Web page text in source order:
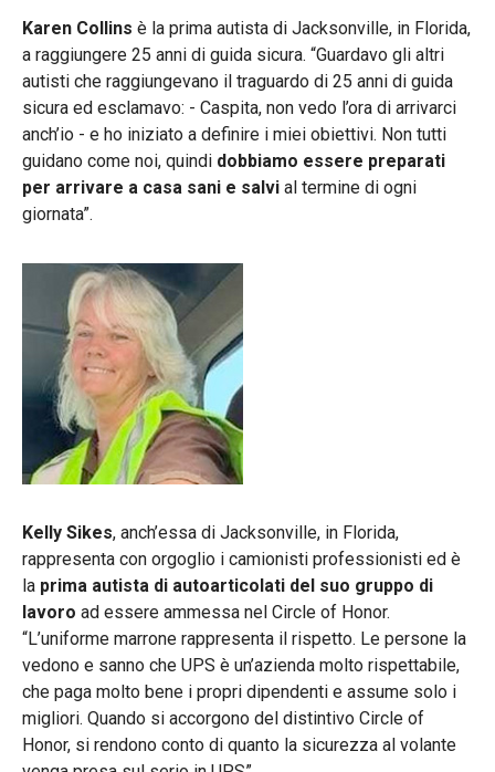
Karen Collins è la prima autista di Jacksonville, in Florida,
a raggiungere 25 anni di guida sicura. “Guardavo gli altri
autisti che raggiungevano il traguardo di 25 anni di guida
sicura ed esclamavo: - Caspita, non vedo l’ora di arrivarci
anch’io - e ho iniziato a definire i miei obiettivi. Non tutti
guidano come noi, quindi dobbiamo essere preparati
per arrivare a casa sani e salvi al termine di ogni
giornata”.
Kelly Sikes, anch’essa di Jacksonville, in Florida,
rappresenta con orgoglio i camionisti professionisti ed è
la prima autista di autoarticolati del suo gruppo di
lavoro ad essere ammessa nel Circle of Honor.
“L’uniforme marrone rappresenta il rispetto. Le persone la
vedono e sanno che UPS è un’azienda molto rispettabile,
che paga molto bene i propri dipendenti e assume solo i
migliori. Quando si accorgono del distintivo Circle of
Honor, si rendono conto di quanto la sicurezza al volante